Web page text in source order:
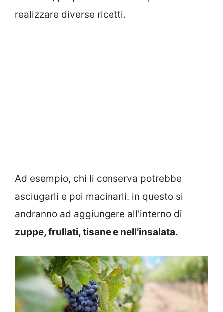
realizzare diverse ricetti.
Ad esempio, chi li conserva potrebbe
asciugarli e poi macinarli. in questo si
andranno ad aggiungere all’interno di
zuppe, frullati, tisane e nell’insalata.